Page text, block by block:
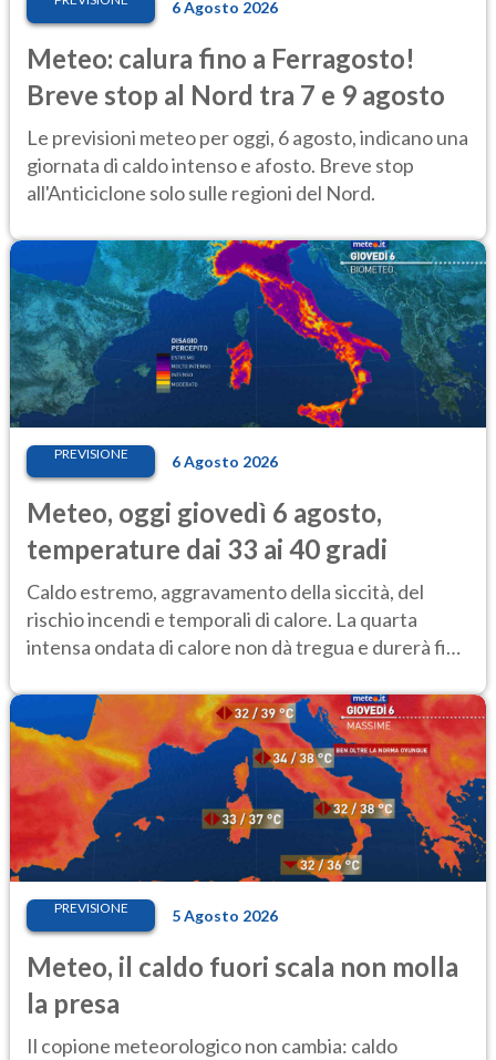
6 Agosto 2026
Meteo: calura fino a Ferragosto!
Breve stop al Nord tra 7 e 9 agosto
Le previsioni meteo per oggi, 6 agosto, indicano una
giornata di caldo intenso e afosto. Breve stop
all'Anticiclone solo sulle regioni del Nord.
PREVISIONE 6 Agosto 2026
Meteo, oggi giovedì 6 agosto,
temperature dai 33 ai 40 gradi
Caldo estremo, aggravamento della siccità, del
rischio incendi e temporali di calore. La quarta
intensa ondata di calore non dà tregua e durerà fino
PREVISIONE 5 Agosto 2026
Meteo, il caldo fuori scala non molla
la presa
Il copione meteorologico non cambia: caldo